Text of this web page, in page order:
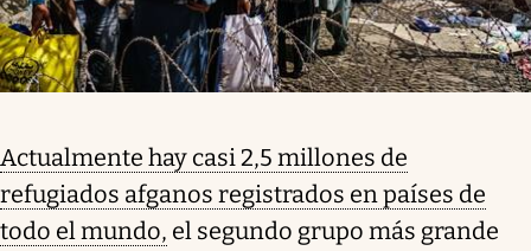
Actualmente hay casi 2,5 millones de
refugiados afganos registrados en países de
todo el mundo, el segundo grupo más grande